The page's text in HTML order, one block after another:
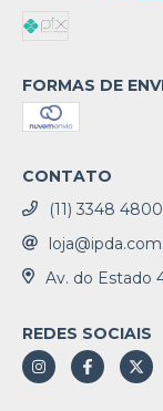
FORMAS DE
CONTATO
(11) 3348 4800
Av. do Estado
REDES SOCIAIS